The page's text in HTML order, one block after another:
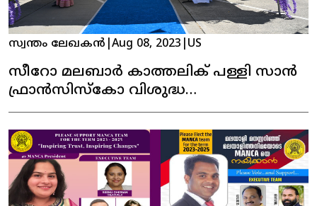
സ്വന്തം ലേഖകൻ Aug 08, 2023 US
സീറോ മലബാർ കാത്തലിക് പള്ളി സാൻ
ഫ്രാൻസിസ്കോ വിശുദ്ധ
തോമാശ്ലീഹായുടെ തിരുനാൾ